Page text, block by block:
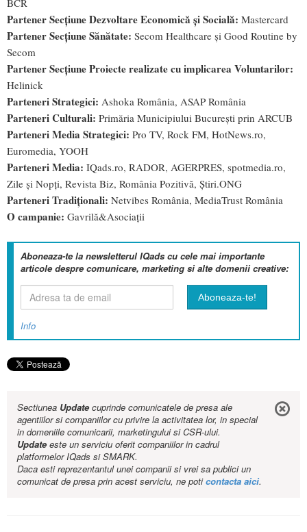
BCR
Partener Secțiune Dezvoltare Economică și Socială: Mastercard
Partener Secțiune Sănătate: Secom Healthcare și Good Routine by
Secom
Partener Secțiune Proiecte realizate cu implicarea Voluntarilor:
Helinick
Parteneri Strategici: Ashoka România, ASAP România
Parteneri Culturali: Primăria Municipiului București prin ARCUB
Parteneri Media Strategici: Pro TV, Rock FM, HotNews.ro,
Euromedia, YOOH
Parteneri Media: IQads.ro, RADOR, AGERPRES, spotmedia.ro,
Zile și Nopți, Revista Biz, România Pozitivă, Știri.ONG
Parteneri Tradiţionali: Netvibes România, MediaTrust România
O campanie: Gavrilă&Asociaţii
Aboneaza-te la newsletterul IQads cu cele mai importante
articole despre comunicare, marketing si alte domenii creative:
Info
Sectiunea Updatecuprinde comunicatele de presa ale
agentiilor si companiilor cu privire la activitatea lor, in special
in domeniile comunicarii, marketingului si CSR-ului.
Updateeste un serviciu oferit companiilor in cadrul
platformelor IQads si SMARK.
Daca esti reprezentantul unei companii si vrei sa publici un
comunicat de presa prin acest serviciu, ne poticontacta aici.